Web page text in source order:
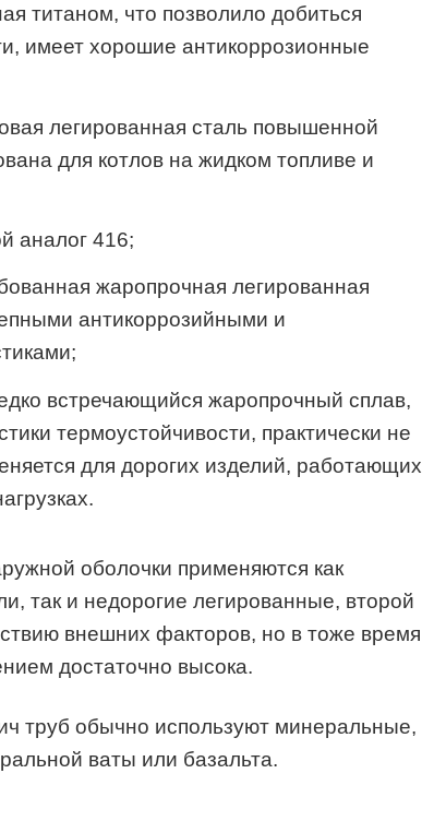
титаном, что позволило добиться
имеет хорошие антикоррозионные
легированная сталь повышенной
для котлов на жидком топливе и
аналог 416;
жаропрочная легированная
антикоррозийными и
встречающийся жаропрочный сплав,
термоустойчивости, практически не
для дорогих изделий, работающих
оболочки применяются как
так и недорогие легированные, второй
внешних факторов, но в тоже время
достаточно высока.
труб обычно используют минеральные,
ваты или базальта.